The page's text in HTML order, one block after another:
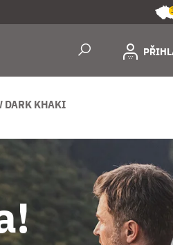
DARK KHAKI